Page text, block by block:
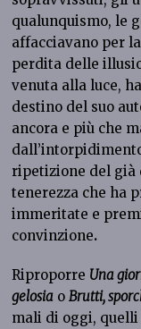
qualunquismo, le
affacciavano per
perdita delle
venuta alla luce,
destino del suo
ancora e più che
ripetizione del già
tenerezza che ha
immeritate e
convinzione.
Riproporre Una
gelosia oBrutti,
mali di oggi, quelli